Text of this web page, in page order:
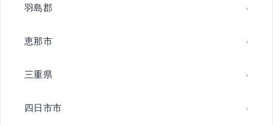
羽島郡
恵那市
三重県
四日市市